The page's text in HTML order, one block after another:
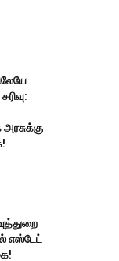
எஸ்டேட்